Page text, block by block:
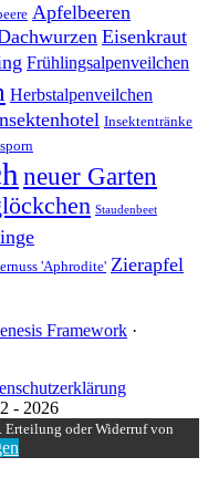
Apfelbeeren
Eisenkraut
Frühlingsalpenveilchen
Herbstalpenveilchen
Insektentränke
neuer Garten
Staudenbeet
'Aphrodite' Zierapfel
Framework ·
- 2026
Erteilung oder Widerruf von